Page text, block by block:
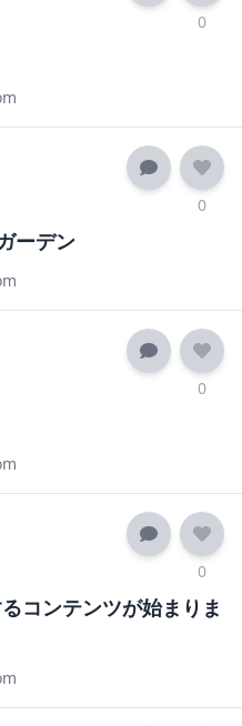
0
0
ーデン
0
0
コンテンツが始まりま